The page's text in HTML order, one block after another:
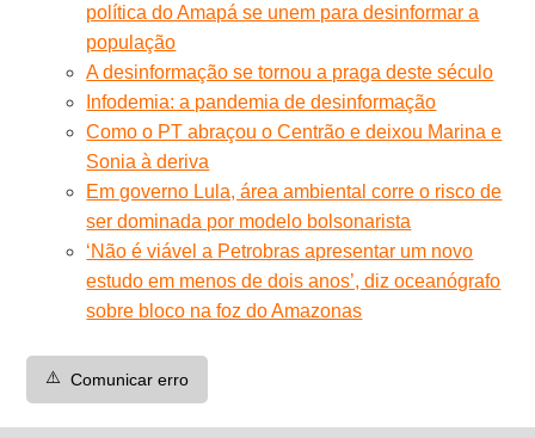
política do Amapá se unem para desinformar a
população
A desinformação se tornou a praga deste século
Infodemia: a pandemia de desinformação
Como o PT abraçou o Centrão e deixou Marina e
Sonia à deriva
Em governo Lula, área ambiental corre o risco de
ser dominada por modelo bolsonarista
‘Não é viável a Petrobras apresentar um novo
estudo em menos de dois anos’, diz oceanógrafo
sobre bloco na foz do Amazonas
⚠️ Comunicar erro